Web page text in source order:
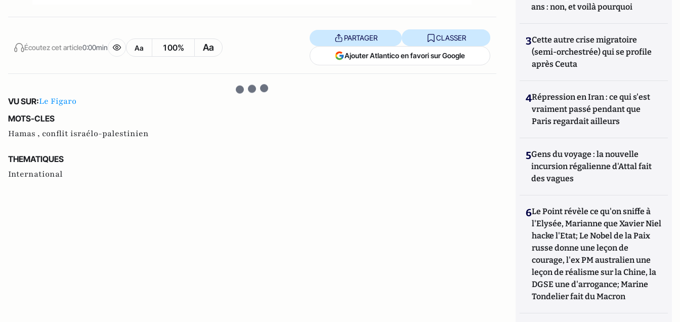
Écoutez cet article0:00min Aa 100% Aa
PARTAGER CLASSER
Ajouter Atlantico en favori sur Google
VU SUR:Le Figaro
MOTS-CLES
Hamas , conflit israélo-palestinien
THEMATIQUES
International
ans : non, et voilà pourquoi
3Cette autre crise migratoire
(semi-orchestrée) qui se profile
après Ceuta
4Répression en Iran : ce qui s'est
vraiment passé pendant que
Paris regardait ailleurs
5Gens du voyage : la nouvelle
incursion régalienne d'Attal fait
des vagues
6Le Point révèle ce qu'on sniffe à
l'Elysée, Marianne que Xavier Niel
hacke l'Etat; Le Nobel de la Paix
russe donne une leçon de
courage, l'ex PM australien une
leçon de réalisme sur la Chine, la
DGSE une d'arrogance; Marine
Tondelier fait du Macron